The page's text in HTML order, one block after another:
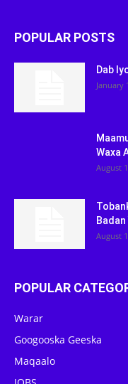
POPULAR POSTS
Dab
January
Waxa
August
Badan
August
POPULAR
Warar
Googooska Geeska
Maqaalo